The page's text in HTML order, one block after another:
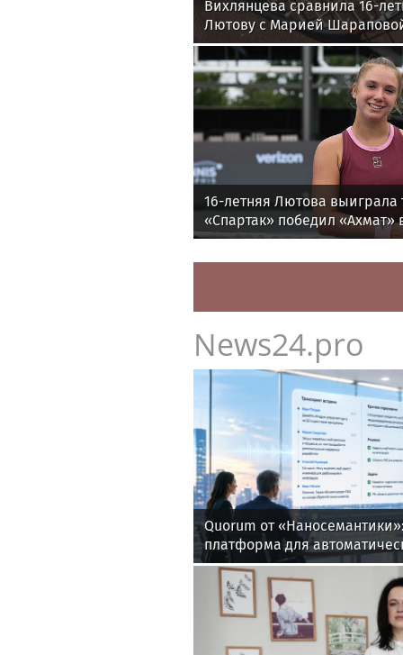
Вихлянцева сравнила 16-
Лютову с Марией
16-летняя Лютова выиграла
«Спартак» победил «Ахмат»
утру
News24.pro
Quorum от
платформа для
корпоративных встреч